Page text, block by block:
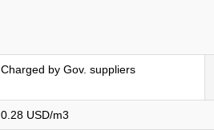
Charged by Gov. suppliers
0.28 USD/m3